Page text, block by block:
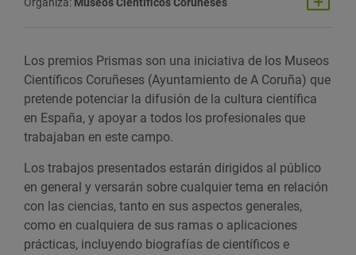
Los premios Prismas son una iniciativa de los Museos
Científicos Coruñeses (Ayuntamiento de A Coruña) que
pretende potenciar la difusión de la cultura científica
en España, y apoyar a todos los profesionales que
trabajaban en este campo.
Los trabajos presentados estarán dirigidos al público
en general y versarán sobre cualquier tema en relación
con las ciencias, tanto en sus aspectos generales,
como en cualquiera de sus ramas o aplicaciones
prácticas, incluyendo biografías de científicos e